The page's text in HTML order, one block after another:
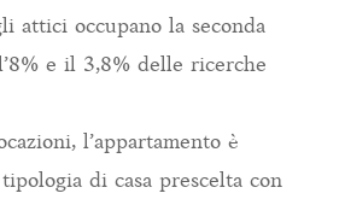
attici occupano la seconda
e il 3,8% delle ricerche
l’appartamento è
di casa prescelta con